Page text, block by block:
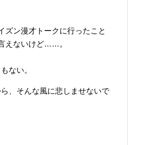
ズン漫才トークに行ったこと
えないけど……。
ない。
、そんな風に悲しませないで